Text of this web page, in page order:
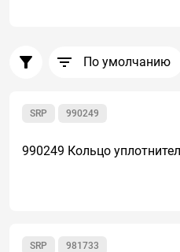
По умолчанию
990249
SRP
990249 Кольцо
981733
SRP